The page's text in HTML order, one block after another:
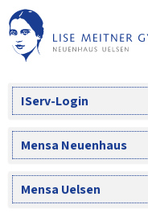
Skip
to
content
IServ-Login
Mensa Neuenhaus
Mensa Uelsen